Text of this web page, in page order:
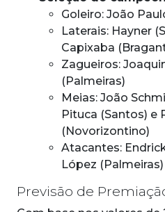
Goleiro: João
Laterais: Hayner
Capixaba
Zagueiros:
(Palmeiras)
Meias: João
Pituca (Santos) e
(Novorizontino)
Atacantes:
López
Previsão de